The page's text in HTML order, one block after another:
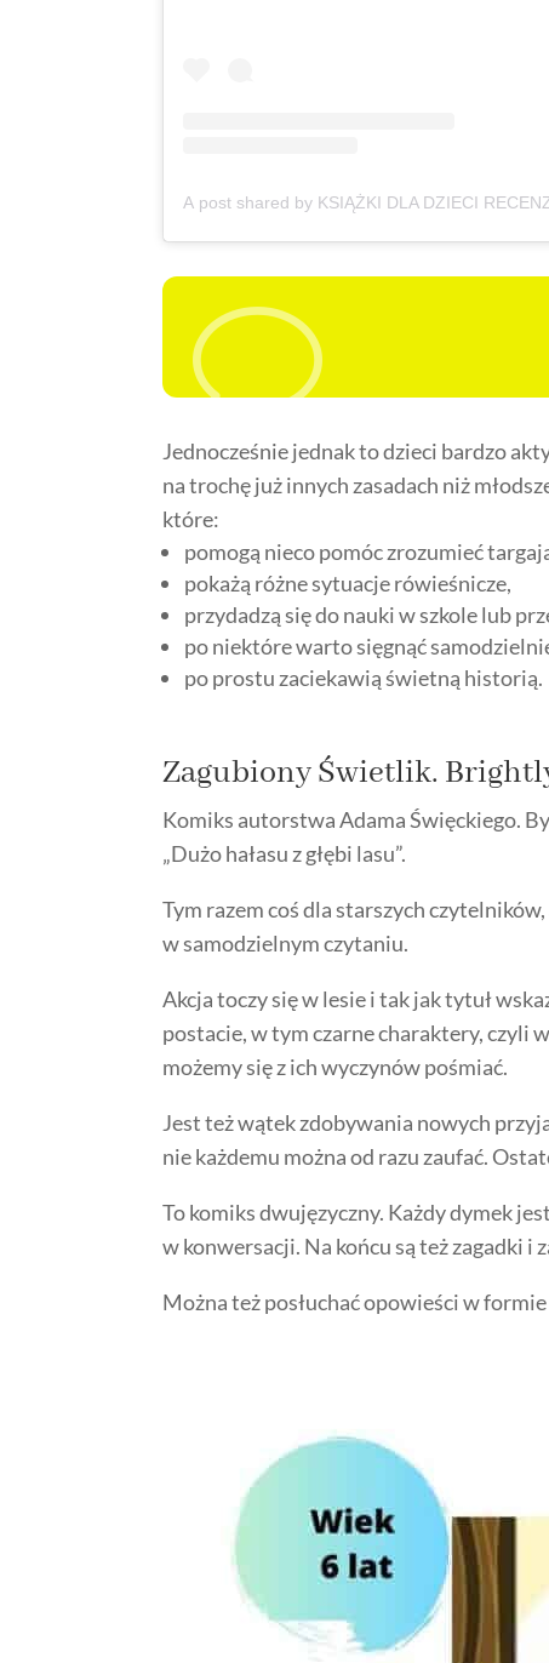
v
Jednocześnie jednak to dzieci bardzo
na trochę już innych zasadach niż
które:
pomogą nieco pomóc zrozumieć
pokażą różne sytuacje rówieśnicze,
przydadzą się do nauki w szkole lub
po niektóre warto sięgnąć
po prostu zaciekawią świetną historią.
Zagubiony Świetlik.
Komiks autorstwa Adama Święckiego.
„Dużo hałasu z głębi lasu”.
Tym razem coś dla starszych
w samodzielnym czytaniu.
Akcja toczy się w lesie i tak jak tytuł
postacie, w tym czarne charaktery, czyli
możemy się z ich wyczynów pośmiać.
Jest też wątek zdobywania nowych
nie każdemu można od razu zaufać.
To komiks dwujęzyczny. Każdy dymek
w konwersacji. Na końcu są też zagadki i
Można też posłuchać opowieści w